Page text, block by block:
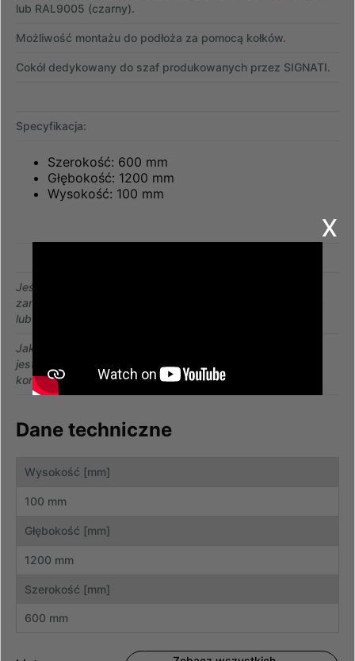
lub RAL9005 (czarny).
Możliwość montażu do podłoża za pomocą kołków.
Cokół dedykowany do szaf produkowanych przez SIGNATI.
Specyfikacja:
Szerokość: 600 mm
Głębokość: 1200 mm
Wysokość: 100 mm
Jeśli potrzebują Państwo niestandardowy cokół z
zamocowanymi przepustami szczotkowymi, przeciwwagą
lub innymi wycięciami, prosimy o kontakt 12 44 66 780.
Jako producent szaf serwerowych i dystrybucyjnych
jesteśmy w stanie przygotować każdą niestandardową
konstrukcję.
Dane techniczne
Wysokość [mm]
100 mm
Głębokość [mm]
1200 mm
Szerokość [mm]
600 mm
x